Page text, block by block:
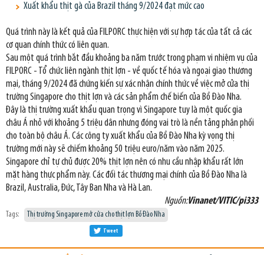
Xuất khẩu thịt gà của Brazil tháng 9/2024 đạt mức cao
Quá trình này là kết quả của FILPORC thực hiện với sự hợp tác của tất cả các
cơ quan chính thức có liên quan.
Sau một quá trình bắt đầu khoảng ba năm trước trong phạm vi nhiệm vụ của
FILPORC - Tổ chức liên ngành thịt lợn - về quốc tế hóa và ngoại giao thương
mại, tháng 9/2024 đã chứng kiến sự xác nhận chính thức về việc mở cửa thị
trường Singapore cho thịt lợn và các sản phẩm chế biến của Bồ Đào Nha.
Đây là thị trường xuất khẩu quan trọng vì Singapore tuy là một quốc gia
châu Á nhỏ với khoảng 5 triệu dân nhưng đóng vai trò là nền tảng phân phối
cho toàn bộ châu Á. Các công ty xuất khẩu của Bồ Đào Nha kỳ vọng thị
trường mới này sẽ chiếm khoảng 50 triệu euro/năm vào năm 2025.
Singapore chỉ tự chủ được 20% thịt lợn nên có nhu cầu nhập khẩu rất lớn
mặt hàng thực phẩm này. Các đối tác thương mại chính của Bồ Đào Nha là
Brazil, Australia, Đức, Tây Ban Nha và Hà Lan.
Nguồn:Vinanet/VITIC/pi333
Tags: Thị trường Singapore mở cửa cho thịt lợn Bồ Đào Nha
Tweet